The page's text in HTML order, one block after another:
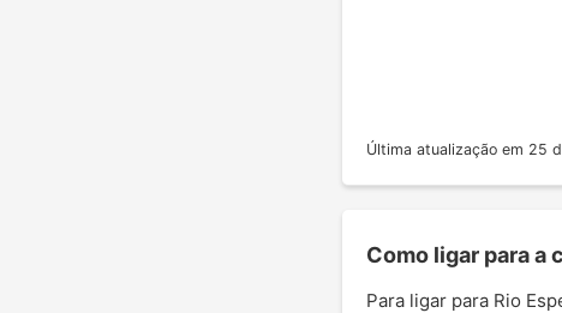
Última atualização em 25
Como ligar para a
Para ligar para Rio